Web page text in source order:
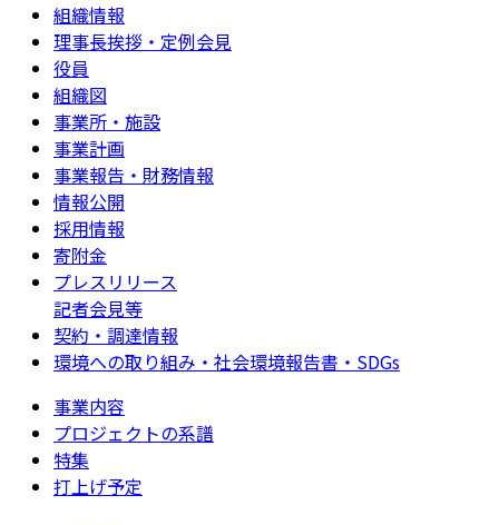
組織情報
理事長挨拶・定例会見
役員
組織図
事業所・施設
事業計画
事業報告・財務情報
情報公開
採用情報
寄附金
プレスリリース
記者会見等
契約・調達情報
環境への取り組み・社会環境報告書・SDGs
事業内容
プロジェクトの系譜
特集
打上げ予定